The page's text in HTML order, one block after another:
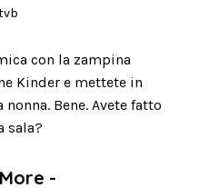
con la zampina
Kinder e mettete in
Bene. Avete fatto
sala?
-